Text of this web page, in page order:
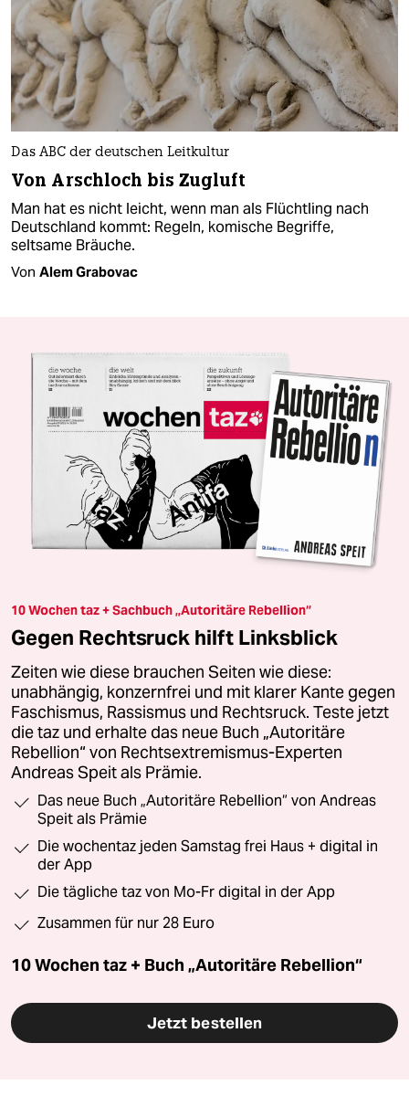
Das ABC der deutschen Leitkultur
Von Arschloch bis Zugluft
Man hat es nicht leicht, wenn man als Flüchtling nach
Deutschland kommt: Regeln, komische Begriffe,
seltsame Bräuche.
Von Alem Grabovac
10 Wochen taz + Sachbuch „Autoritäre Rebellion“
Gegen Rechtsruck hilft Linksblick
Zeiten wie diese brauchen Seiten wie diese:
unabhängig, konzernfrei und mit klarer Kante gegen
Faschismus, Rassismus und Rechtsruck. Teste jetzt
die taz und erhalte das neue Buch „Autoritäre
Rebellion“ von Rechtsextremismus-Experten
Andreas Speit als Prämie.
Das neue Buch „Autoritäre Rebellion“ von Andreas
Speit als Prämie
Die wochentaz jeden Samstag frei Haus + digital in
der App
Die tägliche taz von Mo-Fr digital in der App
Zusammen für nur 28 Euro
10 Wochen taz + Buch „Autoritäre Rebellion“
Jetzt bestellen